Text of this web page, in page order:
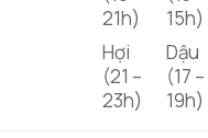
21h)
Hợi
(21 –
23h)
15h)
Dậu
(17 –
19h)